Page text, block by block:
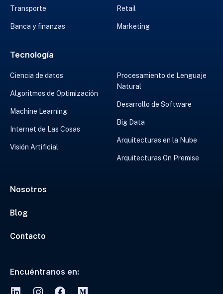
Transporte
Banca y finanzas
Retail
Marketing
Tecnología
Ciencia de datos
Algoritmos de Optimización
Machine Learning
Internet de Las Cosas
Visión Artificial
Procesamiento de Lenguaje
Natural
Desarrollo de Software
Big Data
Arquitecturas en la Nube
Arquitecturas On Premise
Nosotros
Blog
Contacto
Encuéntranos en: